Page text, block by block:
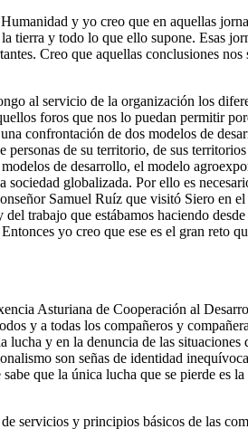
y yo creo que en aquellas
y todo lo que ello supone. Esas
Creo que aquellas conclusiones
al servicio de la organización los
foros que nos lo puedan permitir
confrontación de dos modelos de
de su territorio, de sus
de desarrollo, el modelo
globalizada. Por ello es
Samuel Ruíz que visitó Siero en
trabajo que estábamos haciendo
yo creo que ese es el gran reto
Asturiana de Cooperación al
y a todas los compañeros y
y en la denuncia de las
son señas de identidad
que la única lucha que se pierde es
servicios y principios básicos de las